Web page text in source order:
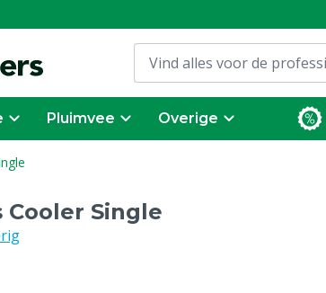
Pluimvee Overige
Cooler Single